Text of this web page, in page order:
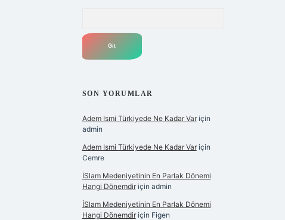
SON YORUMLAR
Adem Ismi Türkiyede Ne Kadar Variçin
admin
Adem Ismi Türkiyede Ne Kadar Variçin
Cemre
İSlam Medeniyetinin En Parlak Dönemi
Hangi Dönemdiriçin admin
İSlam Medeniyetinin En Parlak Dönemi
Hangi Dönemdiriçin Figen